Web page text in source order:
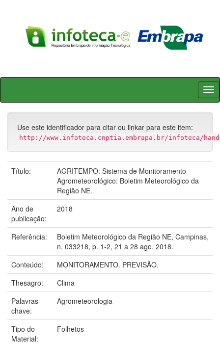
Skip
Use este identificador para citar ou linkar para este item:
http://www.infoteca.cnptia.embrapa.br/infoteca/
Título:
AGRITEMPO: Sistema de Monitoramento
Agrometeorológico: Boletim Meteorológico da
Região NE.
Ano de
publicação:
2018
Referência:
Boletim Meteorológico da Região NE, Campinas,
n. 033218, p. 1-2, 21 a 28 ago. 2018.
Conteúdo:
MONITORAMENTO. PREVISÃO.
Thesagro:
Clima
Palavras-
chave:
Agrometeorologia
Tipo do
Material:
Folhetos